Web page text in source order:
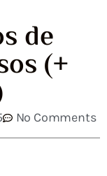
de
(+
No Comments